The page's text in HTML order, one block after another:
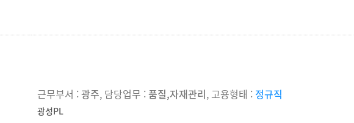
근무부서 : 광주, 담당업무 : 품질,자재관리, 고용형태 : 정규직
광성PL